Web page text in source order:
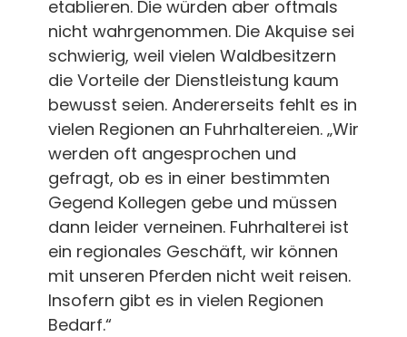
etablieren. Die würden aber oftmals
nicht wahrgenommen. Die Akquise sei
schwierig, weil vielen Waldbesitzern
die Vorteile der Dienstleistung kaum
bewusst seien. Andererseits fehlt es in
vielen Regionen an Fuhrhaltereien. „Wir
werden oft angesprochen und
gefragt, ob es in einer bestimmten
Gegend Kollegen gebe und müssen
dann leider verneinen. Fuhrhalterei ist
ein regionales Geschäft, wir können
mit unseren Pferden nicht weit reisen.
Insofern gibt es in vielen Regionen
Bedarf.“